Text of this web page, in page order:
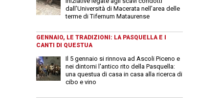
dall’Università di Macerata nell’area delle
terme di Tifernum Mataurense
GENNAIO, LE TRADIZIONI: LA PASQUELLA E I
CANTI DI QUESTUA
Il 5 gennaio si rinnova ad Ascoli Piceno e
nei dintorni l'antico rito della Pasquella:
una questua di casa in casa alla ricerca di
cibo e vino